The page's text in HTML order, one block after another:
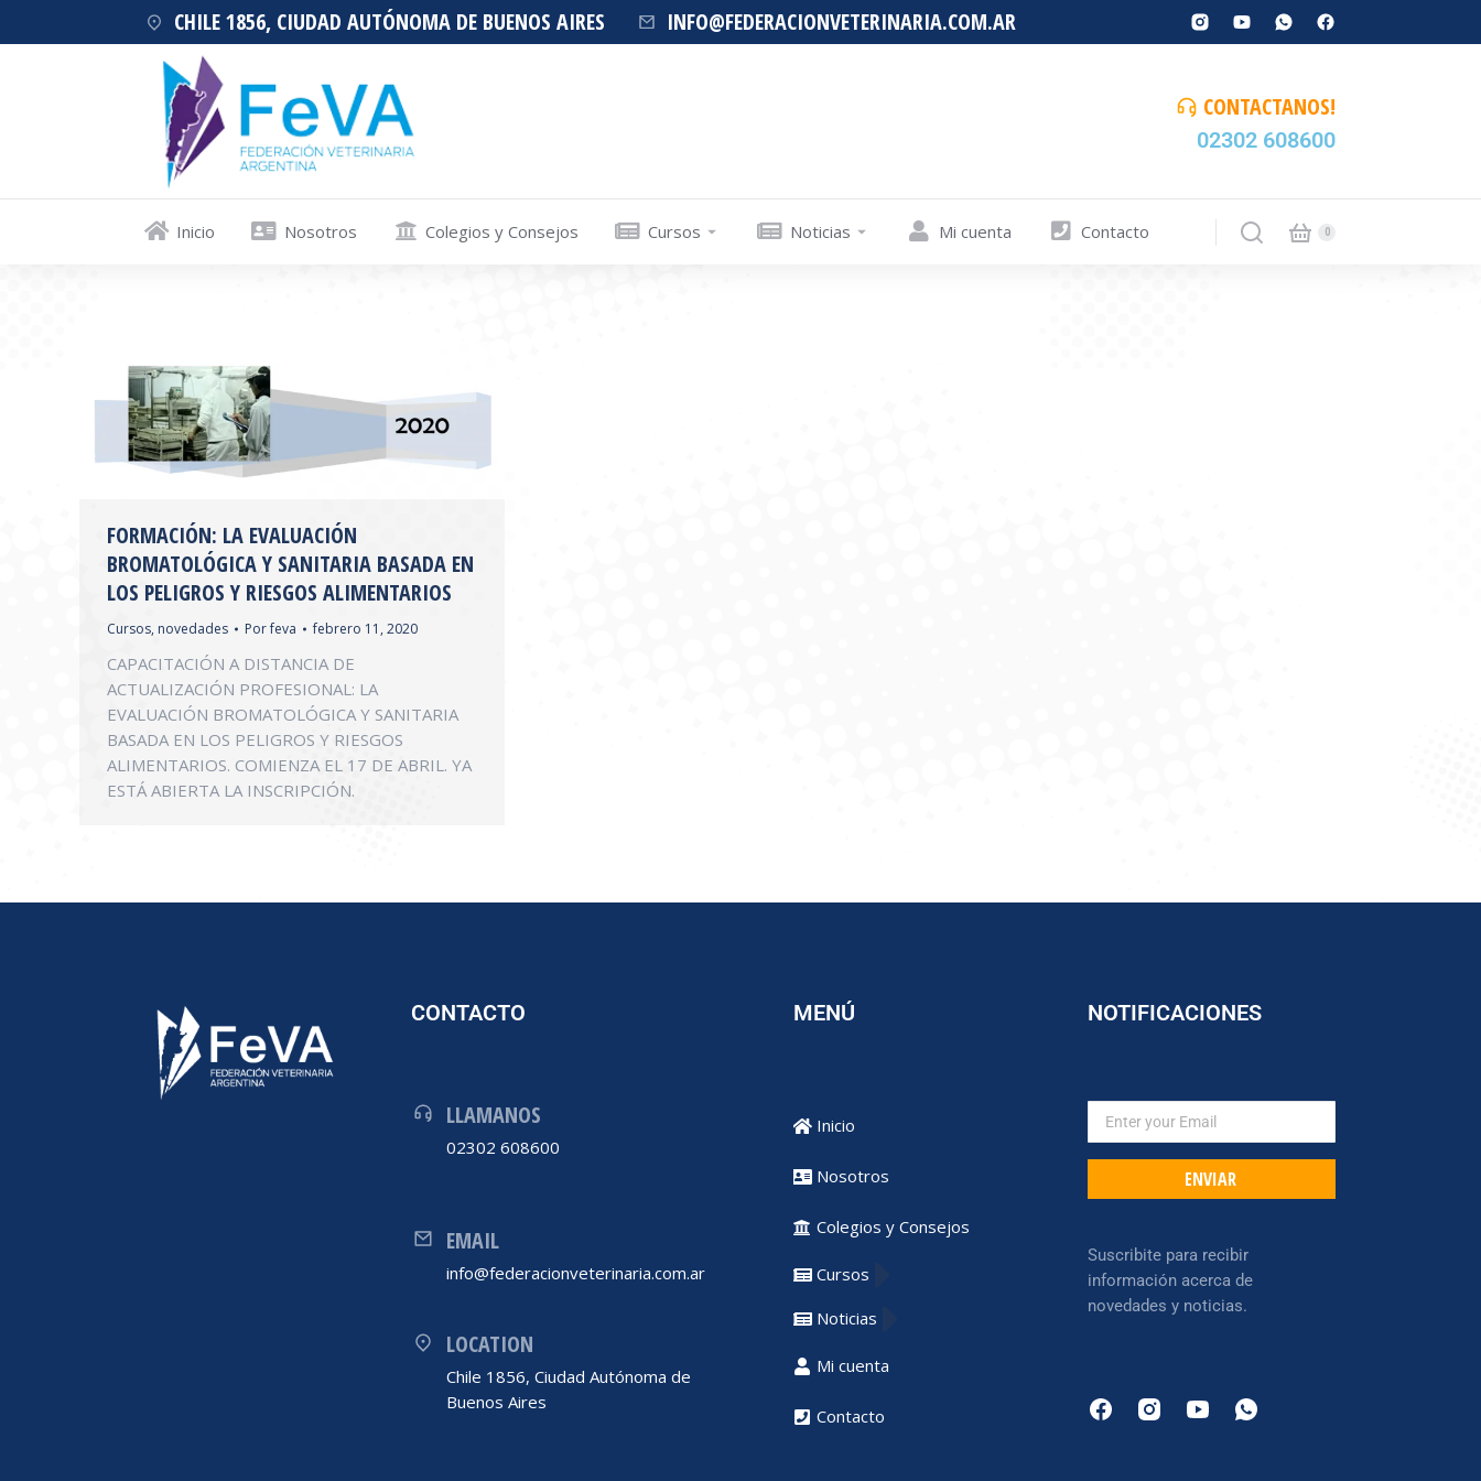
CHILE 1856, CIUDAD AUTÓNOMA DE BUENOS AIRES INFO@FEDERACIONVETERINARIA.COM.AR
CONTACTANOS!
02302 608600
Inicio Nosotros Colegios y Consejos Cursos Noticias Mi cuenta Contacto
FORMACIÓN: LA EVALUACIÓN
BROMATOLÓGICA Y SANITARIA BASADA EN
LOS PELIGROS Y RIESGOS ALIMENTARIOS
Cursos, novedades Porfeva febrero 11, 2020
CAPACITACIÓN A DISTANCIA DE
ACTUALIZACIÓN PROFESIONAL: LA
EVALUACIÓN BROMATOLÓGICA Y SANITARIA
BASADA EN LOS PELIGROS Y RIESGOS
ALIMENTARIOS. COMIENZA EL 17 DE ABRIL. YA
ESTÁ ABIERTA LA INSCRIPCIÓN.
CONTACTO
LLAMANOS
02302 608600
EMAIL
info@federacionveterinaria.com.ar
LOCATION
Chile 1856, Ciudad Autónoma de
Buenos Aires
MENÚ
Inicio
Nosotros
Colegios y Consejos
Cursos
Noticias
Mi cuenta
Contacto
NOTIFICACIONES
ENVIAR
Suscribite para recibir
información acerca de
novedades y noticias.